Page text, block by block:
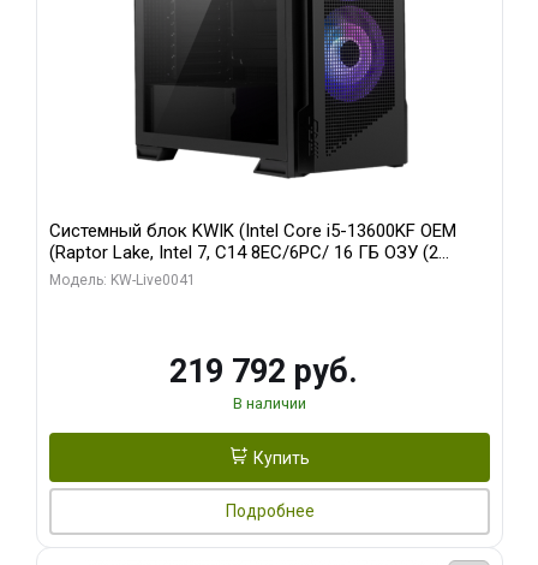
Системный блок KWIK (Intel Core i5-13600KF OEM
(Raptor Lake, Intel 7, C14 8EC/6PC/ 16 ГБ ОЗУ (2
модуля)/ Palit RTX5080 GAMINGPRO OC 16GB GDDR7
Модель: KW-Live0041
219 792 руб.
В наличии
Купить
Подробнее